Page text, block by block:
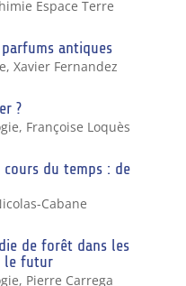
Espace Terre
antiques
, Xavier Fernandez
?
, Françoise Loquès
du temps : de
Cabane
de forêt dans les
le futur
, Pierre Carrega